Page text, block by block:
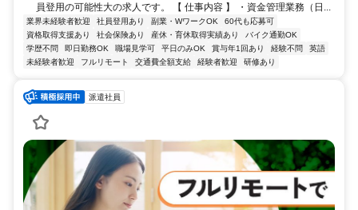
員登用の可能性大の求人です。 【 仕事内容 】 ・資金管理業務（日...
業界未経験者歓迎 社員登用あり 副業・WワークOK
60代も応募可
資格取得支援あり
社会保険あり 産休・育休取得実績あり
バイク通勤OK
学歴不問
即日勤務OK 職場見学可 平日のみOK 賞与年1回あり 経験不問
英語
未経験者歓迎
フルリモート 交通費全額支給 経験者歓迎 研修あり
派遣社員